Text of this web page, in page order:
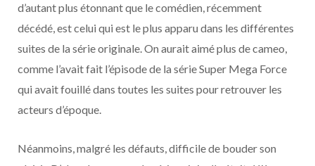
d’autant plus étonnant que le comédien, récemment
décédé, est celui qui est le plus apparu dans les différentes
suites de la série originale. On aurait aimé plus de cameo,
comme l’avait fait l’épisode de la série Super Mega Force
qui avait fouillé dans toutes les suites pour retrouver les
acteurs d’époque.
Néanmoins, malgré les défauts, difficile de bouder son